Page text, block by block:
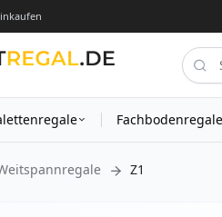
Fachbodenregale
Z1